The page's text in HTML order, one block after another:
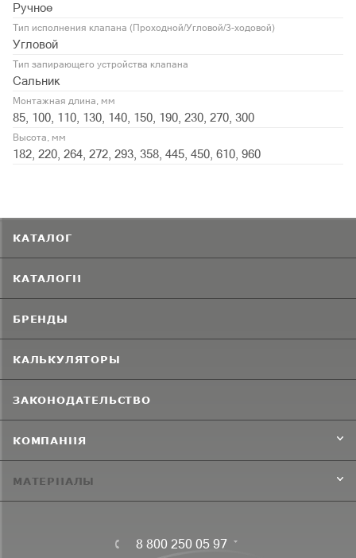
Ручное
Тип исполнения клапана (Проходной/Угловой/3-ходовой)
Угловой
Тип запирающего устройства клапана
Сальник
Монтажная длина, мм
85, 100, 110, 130, 140, 150, 190, 230, 270, 300
Высота, мм
182, 220, 264, 272, 293, 358, 445, 450, 610, 960
КАТАЛОГ
КАТАЛОГИ
БРЕНДЫ
КАЛЬКУЛЯТОРЫ
ЗАКОНОДАТЕЛЬСТВО
КОМПАНИЯ
МАТЕРИАЛЫ
8 800 250 05 97